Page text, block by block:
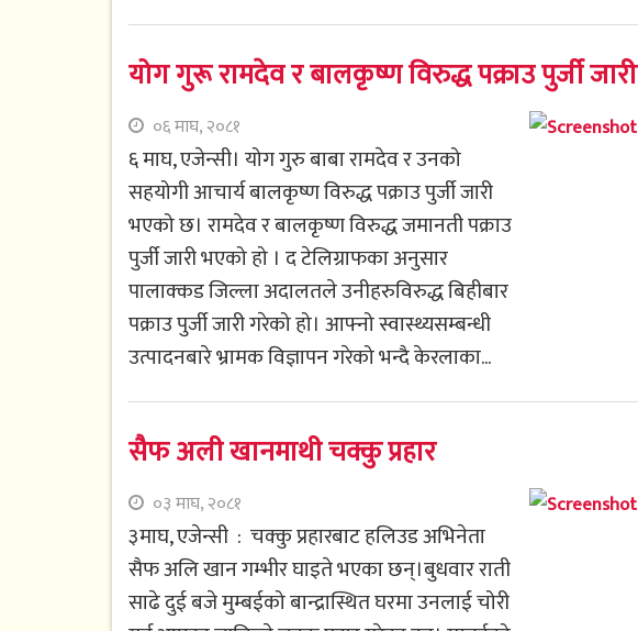
योग गुरू रामदेव र बालकृष्ण विरुद्ध पक्राउ पुर्जी जारी
०६ माघ, २०८१
६ माघ, एजेन्सी। योग गुरु बाबा रामदेव र उनको
सहयोगी आचार्य बालकृष्ण विरुद्ध पक्राउ पुर्जी जारी
भएको छ। रामदेव र बालकृष्ण विरुद्ध जमानती पक्राउ
पुर्जी जारी भएको हो । द टेलिग्राफका अनुसार
पालाक्कड जिल्ला अदालतले उनीहरुविरुद्ध बिहीबार
पक्राउ पुर्जी जारी गरेको हो। आफ्नो स्वास्थ्यसम्बन्धी
उत्पादनबारे भ्रामक विज्ञापन गरेको भन्दै केरलाका...
सैफ अली खानमाथी चक्कु प्रहार
०३ माघ, २०८१
३माघ, एजेन्सी : चक्कु प्रहारबाट हलिउड अभिनेता
सैफ अलि खान गम्भीर घाइते भएका छन्।बुधवार राती
साढे दुई बजे मुम्बईको बान्द्रास्थित घरमा उनलाई चोरी